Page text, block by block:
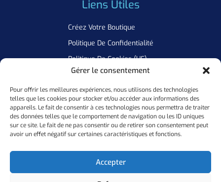
Gérer le consentement
Pour offrir les meilleures expériences, nous utilisons des technologies
telles que les cookies pour stocker et/ou accéder aux informations des
appareils. Le fait de consentir à ces technologies nous permettra de traiter
des données telles que le comportement de navigation ou les ID uniques
sur ce site. Le fait de ne pas consentir ou de retirer son consentement peut
avoir un effet négatif sur certaines caractéristiques et fonctions.
Accepter
Liens Utiles
Créez Votre Boutique
Politique De Confidentialité
Politique De Cookies (UE)
Newsletter
Inscrivez Vous A Notre Newsletter Pour Ne Manquer Aucune De
Nos Offres
Ok